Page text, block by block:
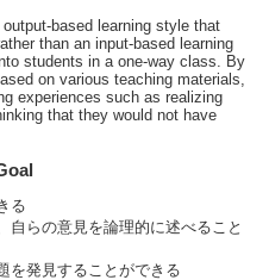
based learning style that
than an input-based learning
students in a one-way class. By
on various teaching materials,
experiences such as realizing
that they would not have
る
自らの意見を論理的に述べること
を発見することができる